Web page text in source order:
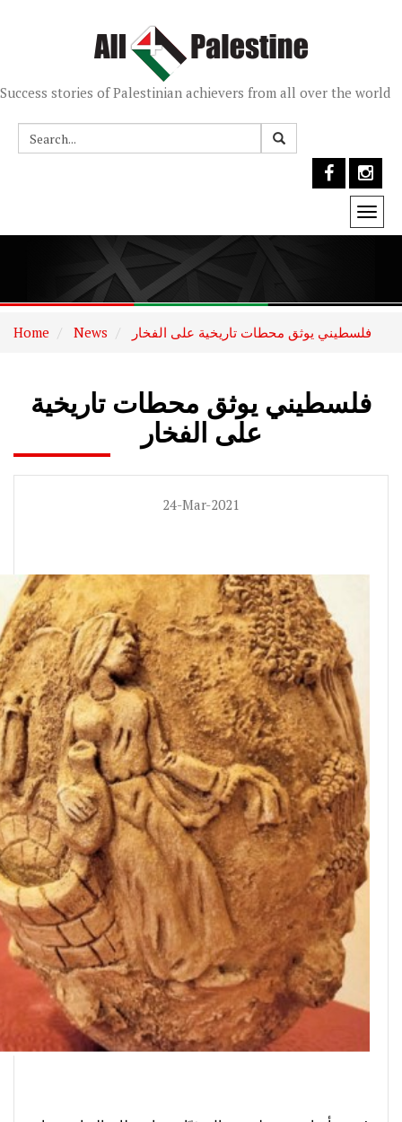
Success stories of Palestinian achievers from all over the world
Home News فلسطيني يوثق محطات تاريخية على الفخار
فلسطيني يوثق محطات تاريخية
على الفخار
24-Mar-2021